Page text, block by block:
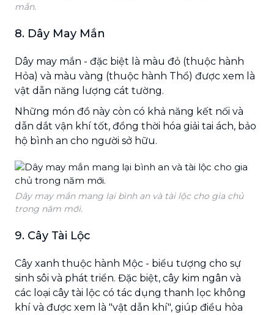
mắn.
8. Dây May Mắn
Dây may mắn - đặc biệt là màu đỏ (thuộc hành
Hỏa) và màu vàng (thuộc hành Thổ) được xem là
vật dẫn năng lượng cát tường.
Những món đồ này còn có khả năng kết nối và
dẫn dắt vận khí tốt, đồng thời hóa giải tai ách, bảo
hộ bình an cho người sở hữu.
Dây may mắn mang lại bình an và tài lộc cho gia chủ
trong năm mới.
9. Cây Tài Lộc
Cây xanh thuộc hành Mộc - biểu tượng cho sự
sinh sôi và phát triển. Đặc biệt, cây kim ngân và
các loại cây tài lộc có tác dụng thanh lọc không
khí và được xem là "vật dẫn khí", giúp điều hòa